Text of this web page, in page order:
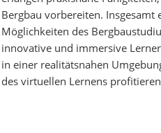
Bergbau vorbereiten.
Möglichkeiten des
innovative und immersive
in einer realitätsnahen
des virtuellen Lernens